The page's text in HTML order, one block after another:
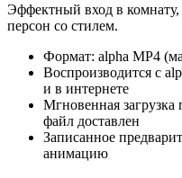
Эффектный вход в
персон со стилем.
Формат: alpha MP4
Воспроизводится с
и в интернете
Мгновенная
файл доставлен
Записанное
анимацию